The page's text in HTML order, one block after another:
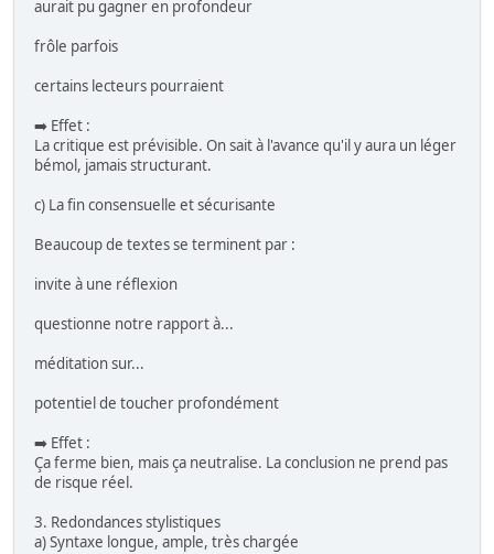
aurait pu gagner en profondeur
frôle parfois
certains lecteurs pourraient
➡️ Effet :
La critique est prévisible. On sait à l'avance qu'il y aura un léger
bémol, jamais structurant.
c) La fin consensuelle et sécurisante
Beaucoup de textes se terminent par :
invite à une réflexion
questionne notre rapport à...
méditation sur...
potentiel de toucher profondément
➡️ Effet :
Ça ferme bien, mais ça neutralise. La conclusion ne prend pas
de risque réel.
3. Redondances stylistiques
a) Syntaxe longue, ample, très chargée